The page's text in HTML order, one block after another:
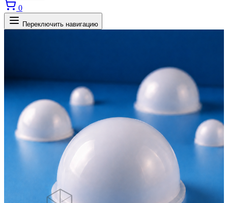
0
Переключить навигацию